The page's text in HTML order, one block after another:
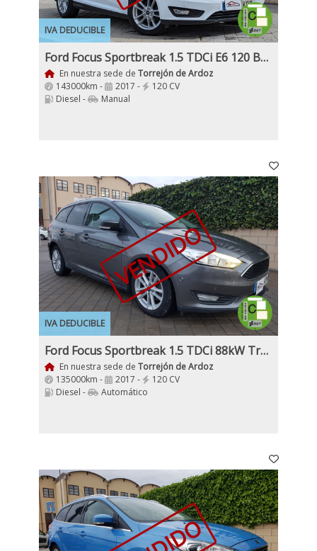
IVA DEDUCIBLE
Ford Focus Sportbreak 1.5 TDCi E6 120 Business MT6 E6
En nuestra sede de Torrejón de Ardoz
143000km -
2017 -
120 CV
Diesel -
Manual
IVA DEDUCIBLE
VENDIDO
Ford Focus Sportbreak 1.5 TDCi 88kW Trend+ PowerShift
En nuestra sede de Torrejón de Ardoz
135000km -
2017 -
120 CV
Diesel -
Automático